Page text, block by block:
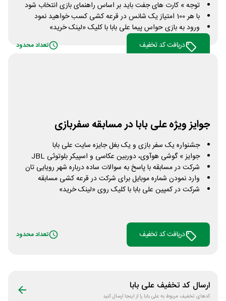
توجه » کارت های جفت باید بر اساس راهنمای بازی انتخاب شود
با هر 100 امتیاز یک شانس در قرعه کشی کسب خواهید نمود
ورود به بازی حواس پیما علی بابا با کلیک «لینک خرید»
دریافت کد تخفیف
تعداد محدود
جوایز ویژه علی بابا در مسابقه سفربازی
جشنواره یک سفر بازی و یک بغل جایزه سایت علی بابا
جوایز » گوشی هوآوی، دوربین عکاسی و اسپیکر بلوتوثی JBL
شرکت در مسابقه با پاسخ به سوالات ساده درباره شهر رویایی تان
وارد نمودن شماره موبایل برای شرکت در قرعه کشی مسابقه
شرکت در کمپین علی بابا با کلیک روی «لینک خرید»
دریافت کد تخفیف تعداد محدود
ارسال کد تخفیف علی بابا
کدهای تخفیف مربوط بهعلی بابا را از اینجا ارسال کنید